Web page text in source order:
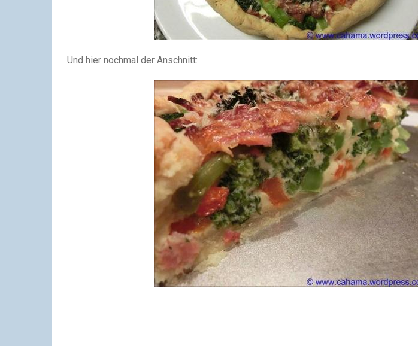
Und hier nochmal der Anschnitt: